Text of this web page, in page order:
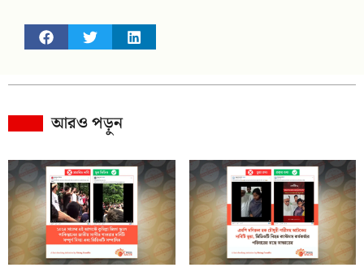
আরও পড়ুন